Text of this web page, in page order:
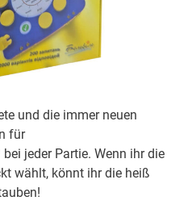
und die immer neuen
für
jeder Partie. Wenn ihr die
wählt, könnt ihr die heiß